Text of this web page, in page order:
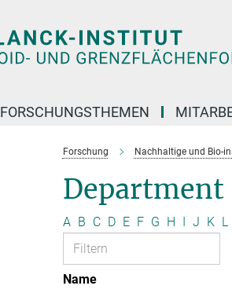
FORSCHUNGSTHEMEN
Forschung Nachhaltige und Bio-
Department
A B C D E F G H I J K L
Name